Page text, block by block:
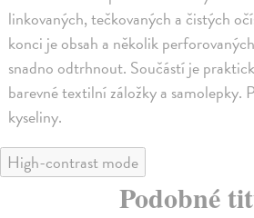
linkovaných, tečkovaných a čistých
konci je obsah a několik
snadno odtrhnout. Součástí je
barevné textilní záložky a samolepky.
kyseliny.
High-contrast mode
Podobné